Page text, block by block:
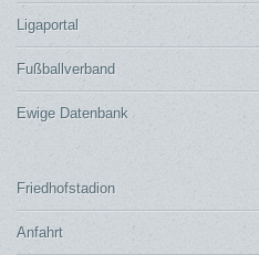
Ligaportal
Fußballverband
Ewige Datenbank
Friedhofstadion
Anfahrt